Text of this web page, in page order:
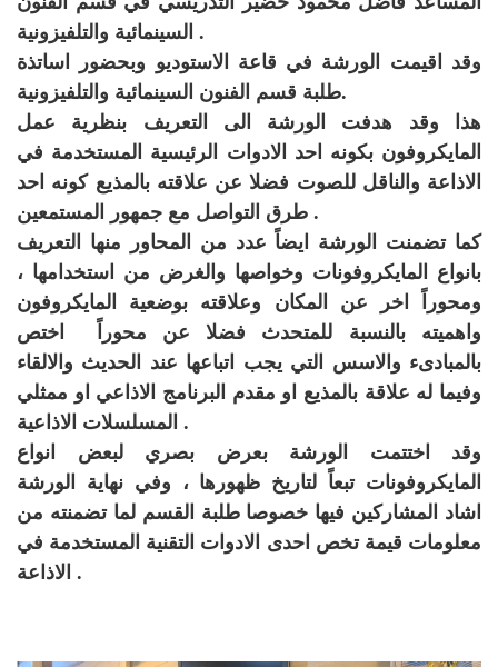
السينمائية والتلفيزونية .
وقد اقيمت الورشة في قاعة الاستوديو وبحضور اساتذة
طلبة قسم الفنون السينمائية والتلفيزونية.
هذا وقد هدفت الورشة الى التعريف بنظرية عمل
المايكروفون بكونه احد الادوات الرئيسية المستخدمة في
الاذاعة والناقل للصوت فضلا عن علاقته بالمذيع كونه احد
طرق التواصل مع جمهور المستمعين .
كما تضمنت الورشة ايضاً عدد من المحاور منها التعريف
بانواع المايكروفونات وخواصها والغرض من استخدامها ،
ومحوراً اخر عن المكان وعلاقته بوضعية المايكروفون
واهميته بالنسبة للمتحدث فضلا عن محوراً اختص
بالمبادىء والاسس التي يجب اتباعها عند الحديث والالقاء
وفيما له علاقة بالمذيع او مقدم البرنامج الاذاعي او ممثلي
المسلسلات الاذاعية .
وقد اختتمت الورشة بعرض بصري لبعض انواع
المايكروفونات تبعاً لتاريخ ظهورها ، وفي نهاية الورشة
اشاد المشاركين فيها خصوصا طلبة القسم لما تضمنته من
معلومات قيمة تخص احدى الادوات التقنية المستخدمة في
الاذاعة .